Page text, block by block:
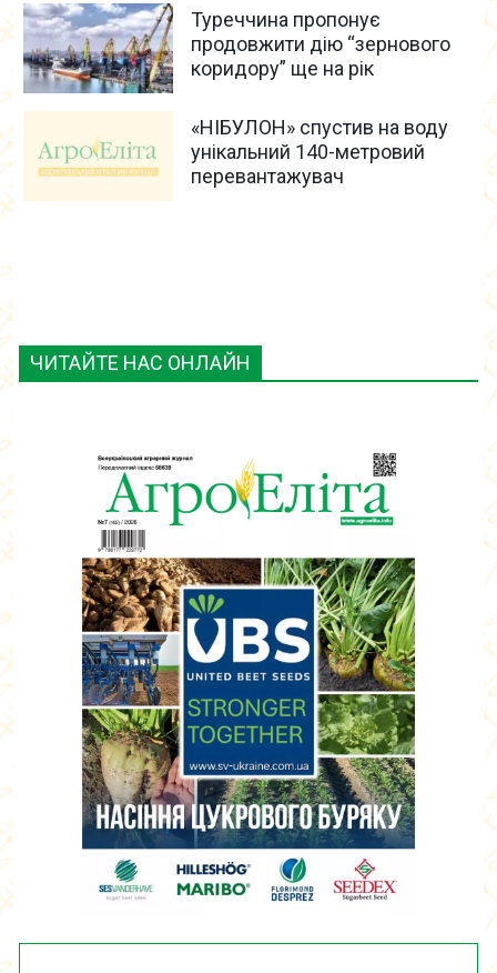
ЧИТАЙТЕ НАС ОНЛАЙН
Туреччина пропонує
продовжити дію “зернового
коридору” ще на рік
«НІБУЛОН» спустив на воду
унікальний 140-метровий
перевантажувач